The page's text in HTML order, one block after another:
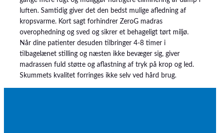
luften. Samtidig giver det den bedst mulige afledning af
kropsvarme. Kort sagt forhindrer ZeroG madras
overophedning og sved og sikrer et behageligt tørt miljø.
Når dine patienter desuden tilbringer 4-8 timer i
tilbagelænet stilling og næsten ikke bevæger sig, giver
madrassen fuld støtte og aflastning af tryk på krop og led.
Skummets kvalitet forringes ikke selv ved hård brug.